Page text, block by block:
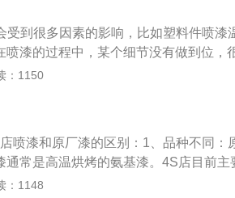
到很多因素的影响，比如塑料件喷漆
漆的过程中，某个细节没有做到位，
方式补漆，日常用车期间做好保养工
喷漆的过程中，需要严格遵守规定去操
旦遮盖程度不足，很容易引起色差。因
。2、喷漆材料，如果车主没有选择合
，最终造成色差。3、喷涂配方，喷
建议把调色灯箱和太阳灯两者组合在
：1150
喷漆和原厂漆的区别：1、品种不同：
常是高温烘烤的氨基漆。4S店目前主
干燥的；2、修复层面不同：4S店能够
：1148